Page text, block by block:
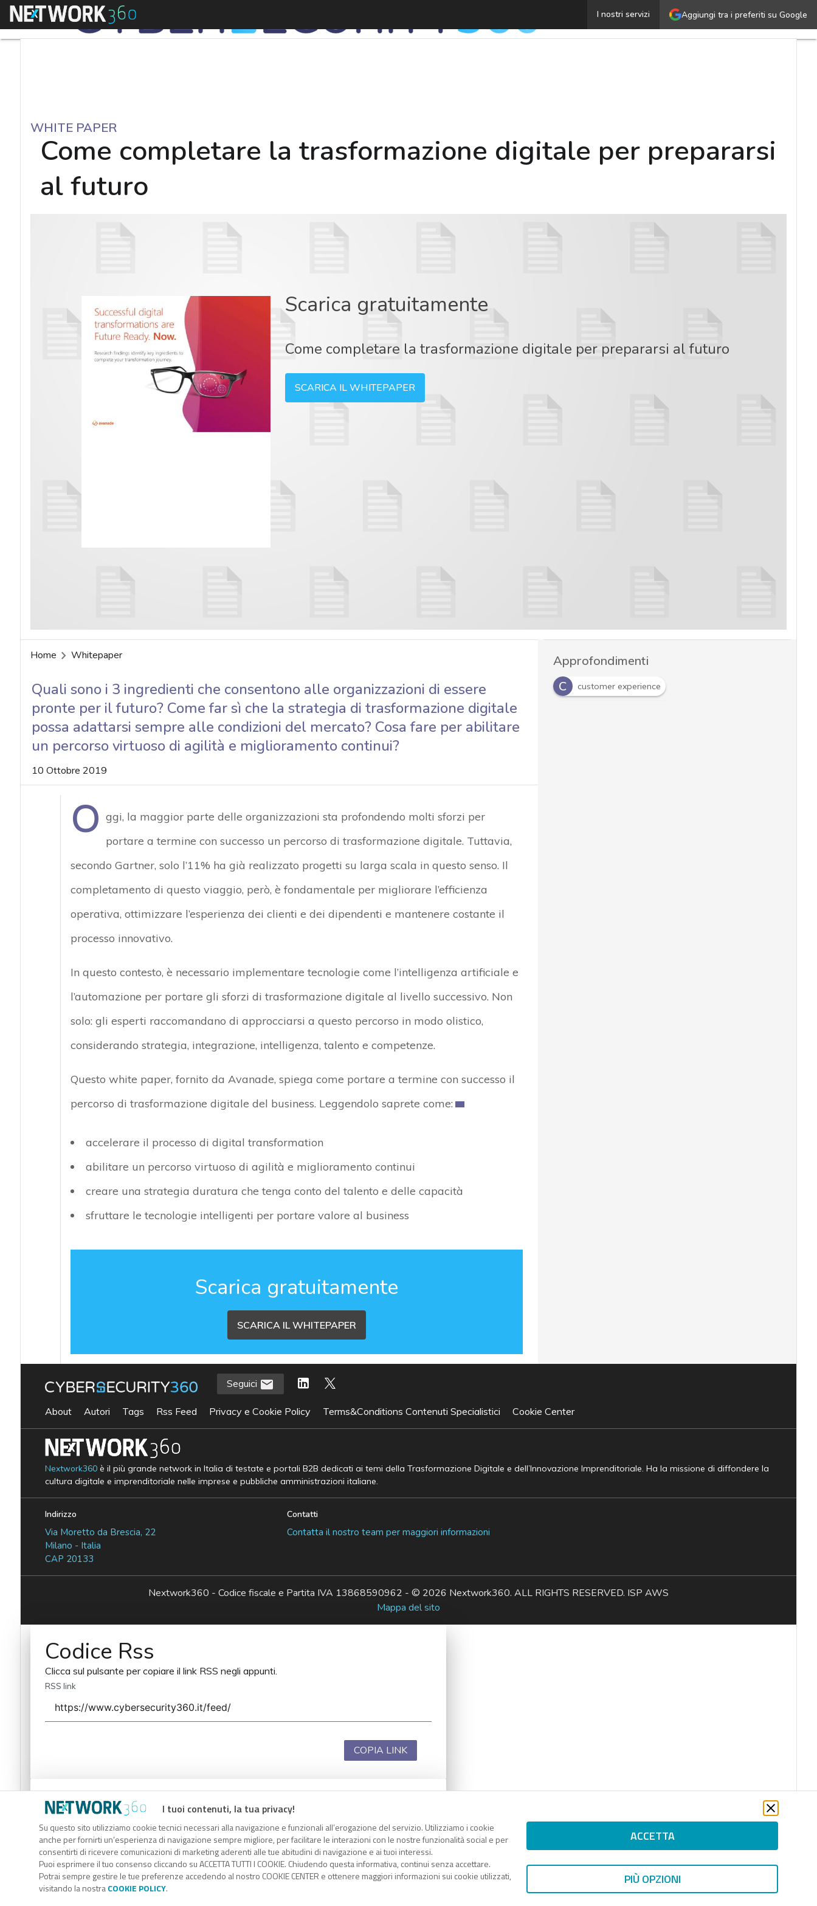
Aggiungi tra i preferiti su Google
I nostri servizi
Menu Come completare la trasformazione digitale per
WHITE PAPER
Come completare la trasformazione digitale per prepararsi
al futuro
Scarica gratuitamente
Come completare la trasformazione digitale per prepararsi al futuro
SCARICA IL WHITEPAPER
Home Whitepaper
Quali sono i 3 ingredienti che consentono alle organizzazioni di essere
pronte per il futuro? Come far sì che la strategia di trasformazione digitale
possa adattarsi sempre alle condizioni del mercato? Cosa fare per abilitare
un percorso virtuoso di agilità e miglioramento continui?
10 Ottobre 2019
O ggi, la maggior parte delle organizzazioni sta profondendo molti sforzi per
portare a termine con successo un percorso di trasformazione digitale. Tuttavia,
secondo Gartner, solo l’11% ha già realizzato progetti su larga scala in questo senso. Il
completamento di questo viaggio, però, è fondamentale per migliorare l’efficienza
operativa, ottimizzare l’esperienza dei clienti e dei dipendenti e mantenere costante il
processo innovativo.
In questo contesto, è necessario implementare tecnologie come l’intelligenza artificiale e
l’automazione per portare gli sforzi di trasformazione digitale al livello successivo. Non
solo: gli esperti raccomandano di approcciarsi a questo percorso in modo olistico,
considerando strategia, integrazione, intelligenza, talento e competenze.
Questo white paper, fornito da Avanade, spiega come portare a termine con successo il
percorso di trasformazione digitale del business. Leggendolo saprete come:
accelerare il processo di digital transformation
abilitare un percorso virtuoso di agilità e miglioramento continui
creare una strategia duratura che tenga conto del talento e delle capacità
sfruttare le tecnologie intelligenti per portare valore al business
Scarica gratuitamente
SCARICA IL WHITEPAPER
Approfondimenti
C
customer experience
I tuoi contenuti, la tua privacy!
Su questo sito utilizziamo cookie tecnici necessari alla navigazione e funzionali all’erogazione del servizio. Utilizziamo i cookie
anche per fornirti un’esperienza di navigazione sempre migliore, per facilitare le interazioni con le nostre funzionalità social e per
consentirti di ricevere comunicazioni di marketing aderenti alle tue abitudini di navigazione e ai tuoi interessi.
Puoi esprimere il tuo consenso cliccando su ACCETTA TUTTI I COOKIE. Chiudendo questa informativa, continui senza accettare.
Potrai sempre gestire le tue preferenze accedendo al nostro COOKIE CENTER e ottenere maggiori informazioni sui cookie utilizzati,
visitando la nostraCOOKIE POLICY.
ACCETTA
PIÙ OPZIONI
Seguici
About Autori Tags Rss Feed Privacy e Cookie Policy Terms&Conditions Contenuti Specialistici Cookie Center
Nextwork360è il più grande network in Italia di testate e portali B2B dedicati ai temi della Trasformazione Digitale e dell’Innovazione Imprenditoriale. Ha la missione di diffondere la
cultura digitale e imprenditoriale nelle imprese e pubbliche amministrazioni italiane.
Indirizzo
Via Moretto da Brescia, 22
Milano - Italia
CAP 20133
Contatti
Contatta il nostro team per maggiori informazioni
Nextwork360 - Codice fiscale e Partita IVA 13868590962 - © 2026 Nextwork360. ALL RIGHTS RESERVED. ISP AWS
Mappa del sito
Codice Rss
Clicca sul pulsante per copiare il link RSS negli appunti.
RSS link
COPIA LINK
Codice Rss
Clicca sul pulsante per copiare il link RSS negli appunti.
RSS link